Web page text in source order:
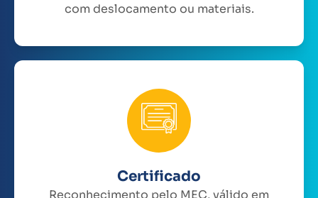
com deslocamento ou materiais.
Certificado
Reconhecimento pelo MEC, válido em